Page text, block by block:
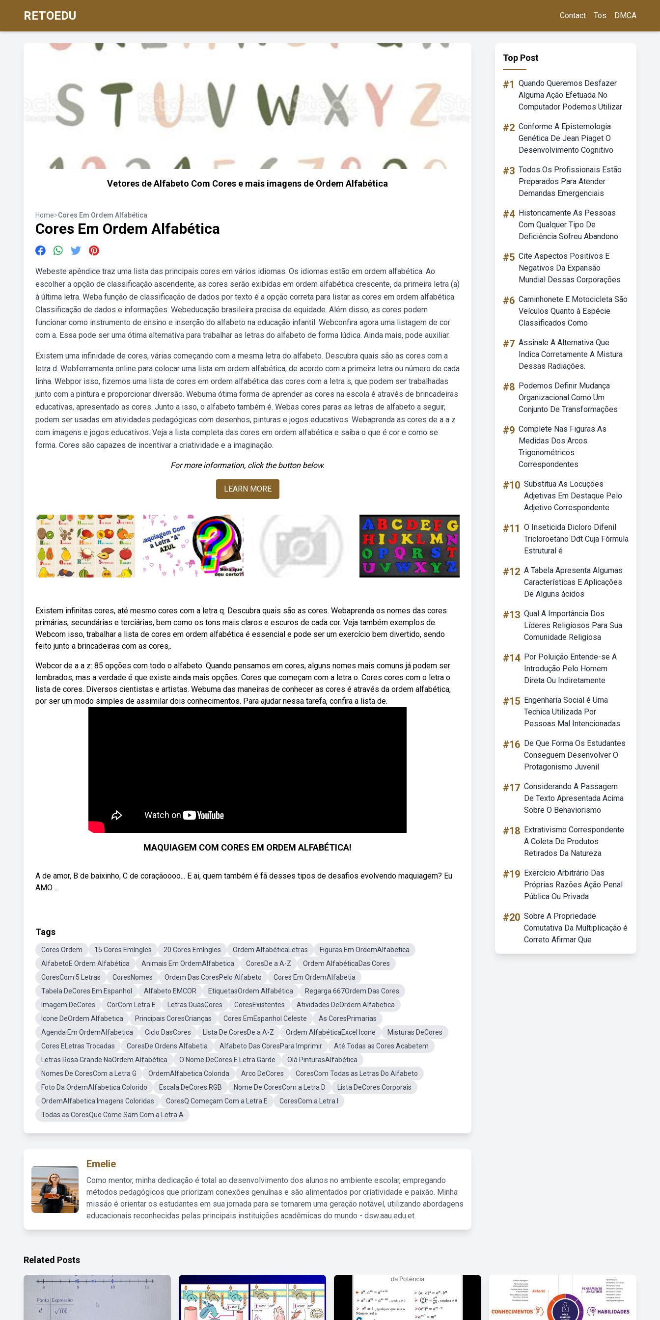
RETOEDU Contact Tos DMCA
Vetores de Alfabeto Com Cores e mais imagens de Ordem Alfabética
Home>Cores Em Ordem Alfabética
Cores Em Ordem Alfabética
Webeste apêndice traz uma lista das principais cores em vários idiomas. Os idiomas estão em ordem alfabética. Ao
escolher a opção de classificação ascendente, as cores serão exibidas em ordem alfabética crescente, da primeira letra (a)
à última letra. Weba função de classificação de dados por texto é a opção correta para listar as cores em ordem alfabética.
Classificação de dados e informações. Webeducação brasileira precisa de equidade. Além disso, as cores podem
funcionar como instrumento de ensino e inserção do alfabeto na educação infantil. Webconfira agora uma listagem de cor
com a. Essa pode ser uma ótima alternativa para trabalhar as letras do alfabeto de forma lúdica. Ainda mais, pode auxiliar.
Existem uma infinidade de cores, várias começando com a mesma letra do alfabeto. Descubra quais são as cores com a
letra d. Webferramenta online para colocar uma lista em ordem alfabética, de acordo com a primeira letra ou número de cada
linha. Webpor isso, fizemos uma lista de cores em ordem alfabética das cores com a letra s, que podem ser trabalhadas
junto com a pintura e proporcionar diversão. Webuma ótima forma de aprender as cores na escola é através de brincadeiras
educativas, apresentado as cores. Junto a isso, o alfabeto também é. Webas cores paras as letras de alfabeto a seguir,
podem ser usadas em atividades pedagógicas com desenhos, pinturas e jogos educativos. Webaprenda as cores de a a z
com imagens e jogos educativos. Veja a lista completa das cores em ordem alfabética e saiba o que é cor e como se
forma. Cores são capazes de incentivar a criatividade e a imaginação.
For more information, click the button below.
LEARN MORE
Existem infinitas cores, até mesmo cores com a letra q. Descubra quais são as cores. Webaprenda os nomes das cores
primárias, secundárias e terciárias, bem como os tons mais claros e escuros de cada cor. Veja também exemplos de.
Webcom isso, trabalhar a lista de cores em ordem alfabética é essencial e pode ser um exercício bem divertido, sendo
feito junto a brincadeiras com as cores,.
Webcor de a a z: 85 opções com todo o alfabeto. Quando pensamos em cores, alguns nomes mais comuns já podem ser
lembrados, mas a verdade é que existe ainda mais opções. Cores que começam com a letra o. Cores cores com o letra o
lista de cores. Diversos cientistas e artistas. Webuma das maneiras de conhecer as cores é através da ordem alfabética,
por ser um modo simples de assimilar dois conhecimentos. Para ajudar nessa tarefa, confira a lista de.
MAQUIAGEM COM CORES EM ORDEM ALFABÉTICA!
A de amor, B de baixinho, C de coraçãoooo... E ai, quem também é fã desses tipos de desafios evolvendo maquiagem? Eu
AMO ...
Tags
Cores Ordem 15 Cores EmIngles 20 Cores EmIngles Ordem AlfabéticaLetras
Figuras Em OrdemAlfabetica
AlfabetoE Ordem Alfabética
Animais Em OrdemAlfabetica CoresDe a A-Z
Ordem AlfabéticaDas Cores
CoresCom 5 Letras
CoresNomes Ordem Das CoresPelo Alfabeto
Cores Em OrdemAlfabetia
Tabela DeCores Em Espanhol
Alfabeto EMCOR EtiquetasOrdem Alfabética
Regarga 667Ordem Das Cores
Imagem DeCores
CorCom Letra E Letras DuasCores CoresExistentes
Atividades DeOrdem Alfabetica
Icone DeOrdem Alfabetica
Principais CoresCrianças Cores EmEspanhol Celeste
As CoresPrimarias
Agenda Em OrdemAlfabetica
Ciclo DasCores Lista De CoresDe a A-Z Ordem AlfabéticaExcel Icone
Misturas DeCores
Cores ELetras Trocadas
CoresDe Ordens Alfabetia Alfabeto Das CoresPara Imprimir
Até Todas as Cores Acabetem
Letras Rosa Grande NaOrdem Alfabética
O Nome DeCores E Letra Garde
Olá PinturasAlfabética
Nomes De CoresCom a Letra G
OrdemAlfabetica Colorida Arco DeCores
CoresCom Todas as Letras Do Alfabeto
Foto Da OrdemAlfabetica Colorido
Escala DeCores RGB Nome De CoresCom a Letra D
Lista DeCores Corporais
OrdemAlfabetica Imagens Coloridas
CoresQ Começam Com a Letra E
CoresCom a Letra I
Todas as CoresQue Come Sam Com a Letra A
Emelie
Como mentor, minha dedicação é total ao desenvolvimento dos alunos no ambiente escolar, empregando
métodos pedagógicos que priorizam conexões genuínas e são alimentados por criatividade e paixão. Minha
missão é orientar os estudantes em sua jornada para se tornarem uma geração notável, utilizando abordagens
educacionais reconhecidas pelas principais instituições acadêmicas do mundo - dsw.aau.edu.et.
Top Post
#1 Quando Queremos Desfazer
Alguma Ação Efetuada No
Computador Podemos Utilizar
#2 Conforme A Epistemologia
Genética De Jean Piaget O
Desenvolvimento Cognitivo
#3 Todos Os Profissionais Estão
Preparados Para Atender
Demandas Emergenciais
#4 Historicamente As Pessoas
Com Qualquer Tipo De
Deficiência Sofreu Abandono
#5 Cite Aspectos Positivos E
Negativos Da Expansão
Mundial Dessas Corporações
#6 Caminhonete E Motocicleta São
Veículos Quanto à Espécie
Classificados Como
#7 Assinale A Alternativa Que
Indica Corretamente A Mistura
Dessas Radiações.
#8 Podemos Definir Mudança
Organizacional Como Um
Conjunto De Transformações
#9 Complete Nas Figuras As
Medidas Dos Arcos
Trigonométricos
Correspondentes
#10 Substitua As Locuções
Adjetivas Em Destaque Pelo
Adjetivo Correspondente
#11 O Inseticida Dicloro Difenil
Tricloroetano Ddt Cuja Fórmula
Estrutural é
#12 A Tabela Apresenta Algumas
Características E Aplicações
De Alguns ácidos
#13 Qual A Importância Dos
Líderes Religiosos Para Sua
Comunidade Religiosa
#14 Por Poluição Entende-se A
Introdução Pelo Homem
Direta Ou Indiretamente
#15 Engenharia Social é Uma
Tecnica Utilizada Por
Pessoas Mal Intencionadas
#16 De Que Forma Os Estudantes
Conseguem Desenvolver O
Protagonismo Juvenil
#17 Considerando A Passagem
De Texto Apresentada Acima
Sobre O Behaviorismo
#18 Extrativismo Correspondente
A Coleta De Produtos
Retirados Da Natureza
#19 Exercício Arbitrário Das
Próprias Razões Ação Penal
Pública Ou Privada
#20 Sobre A Propriedade
Comutativa Da Multiplicação é
Correto Afirmar Que
Related Posts